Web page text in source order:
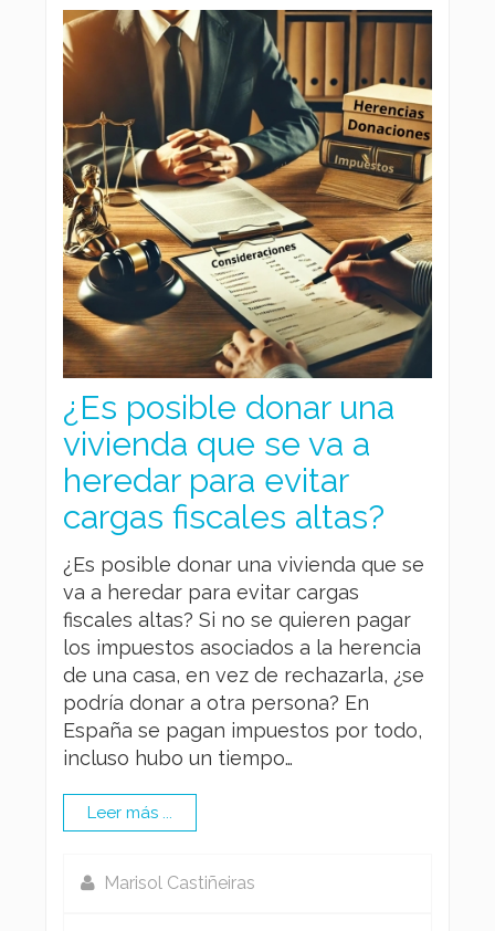
¿Es posible donar una
vivienda que se va a
heredar para evitar
cargas fiscales altas?
¿Es posible donar una vivienda que se
va a heredar para evitar cargas
fiscales altas? Si no se quieren pagar
los impuestos asociados a la herencia
de una casa, en vez de rechazarla, ¿se
podría donar a otra persona? En
España se pagan impuestos por todo,
incluso hubo un tiempo…
Leer más ...
Marisol Castiñeiras